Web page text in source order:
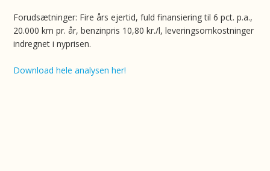
Forudsætninger: Fire års ejertid, fuld finansiering til 6 pct. p.a.,
20.000 km pr. år, benzinpris 10,80 kr./l, leveringsomkostninger
indregnet i nyprisen.
Download hele analysen her!